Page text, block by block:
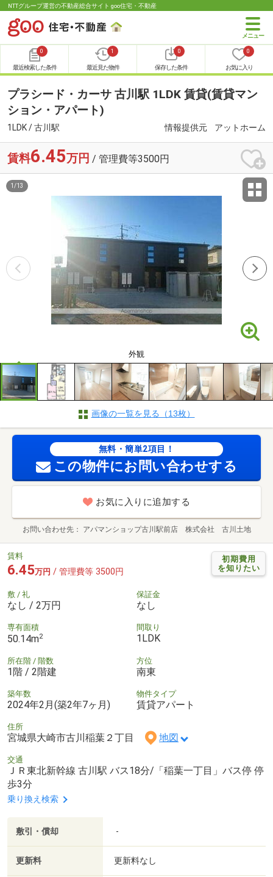
NTTグループ運営の不動産総合サイト goo住宅・不動産
0
最近検索した条件
1
最近見た物件
0
保存した条件
0
お気に入り
プラシード・カーサ 古川駅 1LDK 賃貸(賃貸マン
ション・アパート)
1LDK / 古川駅 情報提供元 アットホーム
賃料6.45万円 / 管理費等3500円
外観
1 /13
画像の一覧を見る（13枚）
無料・簡単2項目！
この物件にお問い合わせする
お気に入りに追加する
お問い合わせ先 アパマンショップ古川駅前店 株式会社 古川土地
初期費用
を知りたい
賃料
6.45万円 / 管理費等 3500円
敷 / 礼
なし / 2万円
保証金
なし
専有面積
50.14m2
間取り
1LDK
所在階 / 階数
1階 / 2階建
方位
南東
築年数
2024年2月(築2年7ヶ月)
物件タイプ
賃貸アパート
住所
宮城県大崎市古川稲葉２丁目 地図
交通
ＪＲ東北新幹線 古川駅 バス18分/「稲葉一丁目」バス停 停
歩3分
乗り換え検索
敷引・償却 -
更新料 更新料なし